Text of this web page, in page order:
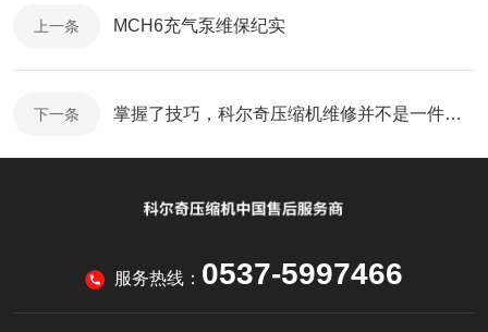
上一条 MCH6充气泵维保纪实
下一条 掌握了技巧，科尔奇压缩机维修并不是一件困难的事情
服务热线： 0537-5997466